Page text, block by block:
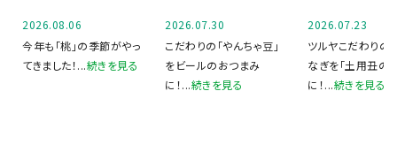
2026.08.06
今年も「桃」の季節がやっ
てきました！...
2026.07.30
こだわりの「やんちゃ豆」
をビールのおつまみ
に！...
2026.07.23
ツルヤこだわりの
なぎを「土用丑の
に！...